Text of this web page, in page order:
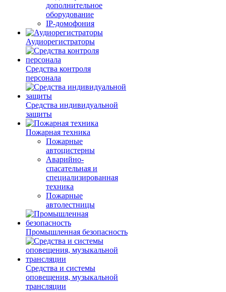
дополнительное
оборудование
IP-домофония
Аудиорегистраторы
Средства контроля
персонала
Средства индивидуальной
защиты
Пожарная техника
Пожарные
автоцистерны
Аварийно-
спасательная и
специализированная
техника
Пожарные
автолестницы
Промышленная безопасность
Средства и системы
оповещения, музыкальной
трансляции